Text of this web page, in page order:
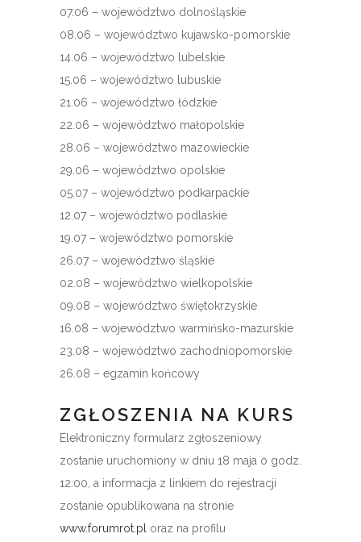
07.06 – województwo dolnośląskie
08.06 – województwo kujawsko-pomorskie
14.06 – województwo lubelskie
15.06 – województwo lubuskie
21.06 – województwo łódzkie
22.06 – województwo małopolskie
28.06 – województwo mazowieckie
29.06 – województwo opolskie
05.07 – województwo podkarpackie
12.07 – województwo podlaskie
19.07 – województwo pomorskie
26.07 – województwo śląskie
02.08 – województwo wielkopolskie
09.08 – województwo świętokrzyskie
16.08 – województwo warmińsko-mazurskie
23.08 – województwo zachodniopomorskie
26.08 – egzamin końcowy
ZGŁOSZENIA NA KURS
Elektroniczny formularz zgłoszeniowy
zostanie uruchomiony w dniu 18 maja o godz.
12:00, a informacja z linkiem do rejestracji
zostanie opublikowana na stronie
www.forumrot.pl
oraz na profilu